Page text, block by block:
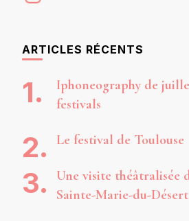
ARTICLES RÉCENTS
Iphoneography de
festivals
Le festival de Toulouse
Une visite théâtralisée
Sainte-Marie-du-Désert